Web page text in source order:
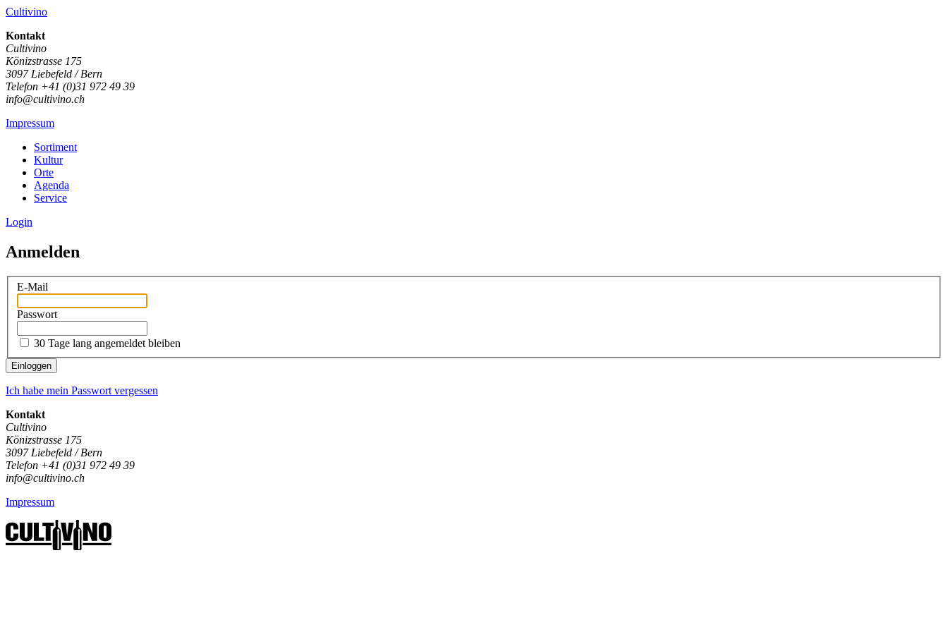
Cultivino
Kontakt
Cultivino
Könizstrasse 175
3097 Liebefeld / Bern
Telefon +41 (0)31 972 49 39
info@cultivino.ch
Impressum
Sortiment
Kultur
Orte
Agenda
Service
Login
Anmelden
E-Mail
Passwort
30 Tage lang angemeldet bleiben
Einloggen
Ich habe mein Passwort vergessen
Kontakt
Cultivino
Könizstrasse 175
3097 Liebefeld / Bern
Telefon +41 (0)31 972 49 39
info@cultivino.ch
Impressum